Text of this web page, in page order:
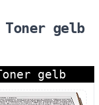
Toner gelb
gelb